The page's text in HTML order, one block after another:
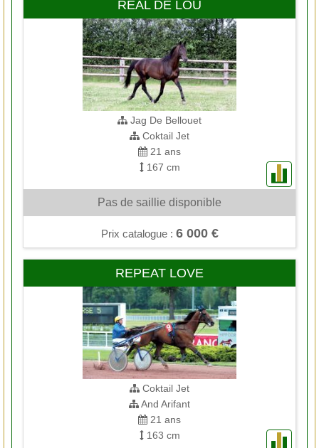
REAL DE LOU
Jag De Bellouet
Coktail Jet
21 ans
167 cm
Pas de saillie disponible
Prix catalogue : 6 000 €
REPEAT LOVE
Coktail Jet
And Arifant
21 ans
163 cm